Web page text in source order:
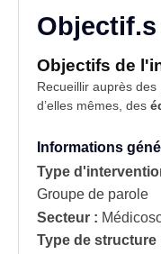
Objectifs de
Recueillir auprès des
d’elles mêmes, des
Informations
Type
Groupe de parole
Secteur :
Type de structure